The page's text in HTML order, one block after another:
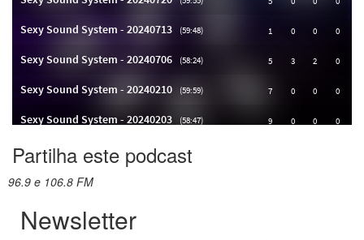
Partilha este podcast
96.9 e 106.8 FM
Newsletter